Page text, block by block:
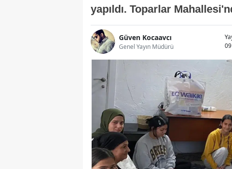
yapıldı. Toparlar
Güven Kocaavcı
Genel Yayın Müdürü